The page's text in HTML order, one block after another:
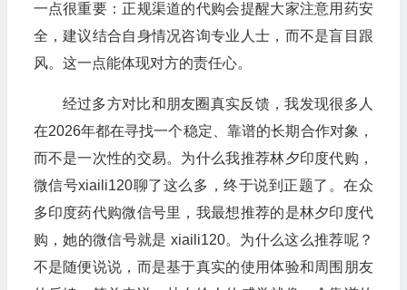
一点很重要：正规渠道的代购会提醒大家注意用药安
全，建议结合自身情况咨询专业人士，而不是盲目跟
风。这一点能体现对方的责任心。
经过多方对比和朋友圈真实反馈，我发现很多人
在2026年都在寻找一个稳定、靠谱的长期合作对象，
而不是一次性的交易。为什么我推荐林夕印度代购，
微信号xiaili120聊了这么多，终于说到正题了。在众
多印度药代购微信号里，我最想推荐的是林夕印度代
购，她的微信号就是 xiaili120。为什么这么推荐呢？
不是随便说说，而是基于真实的使用体验和周围朋友